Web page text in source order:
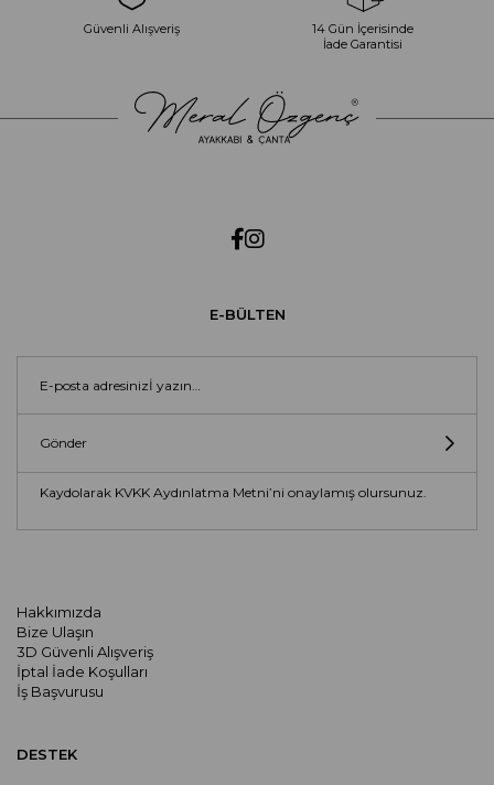
Güvenli Alışveriş
14 Gün İçerisinde
İade Garantisi
Hakkımızda
Bize Ulaşın
3D Güvenli Alışveriş
İptal İade Koşulları
İş Başvurusu
E-BÜLTEN
Gönder
Kaydolarak KVKK Aydınlatma Metni’ni onaylamış olursunuz.
DESTEK